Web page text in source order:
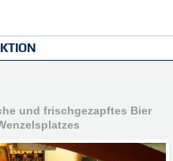
und frischgezapftes Bier